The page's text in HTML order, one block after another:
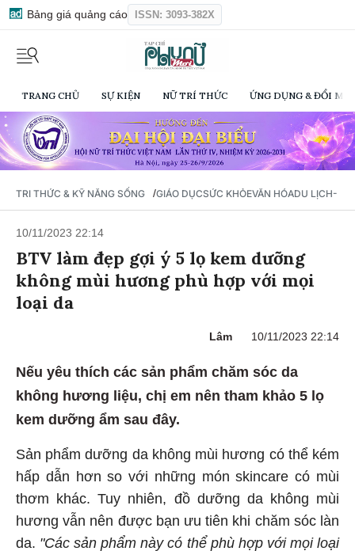
Bảng giá quảng cáo ISSN: 3093-382X
TRANG CHỦ SỰ KIỆN NỮ TRÍ THỨC ỨNG DỤNG & ĐỔI
TRI THỨC & KỸ NĂNG SỐNG /GIÁO DỤCSỨC KHỎEVĂN HÓADU LỊCH-
10/11/2023 22:14
BTV làm đẹp gợi ý 5 lọ kem dưỡng
không mùi hương phù hợp với mọi
loại da
Lâm 10/11/2023 22:14
Nếu yêu thích các sản phẩm chăm sóc da
không hương liệu, chị em nên tham khảo 5 lọ
kem dưỡng ẩm sau đây.
Sản phẩm dưỡng da không mùi hương có thể kém
hấp dẫn hơn so với những món skincare có mùi
thơm khác. Tuy nhiên, đồ dưỡng da không mùi
hương vẫn nên được bạn ưu tiên khi chăm sóc làn
da. "Các sản phẩm này có thể phù hợp với mọi loại